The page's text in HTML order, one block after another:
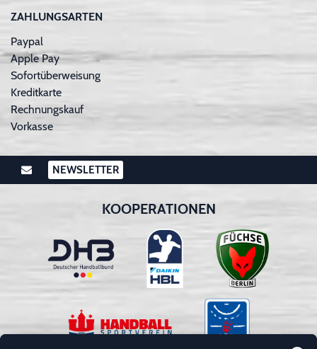
ZAHLUNGSARTEN
Paypal
Apple Pay
Sofortüberweisung
Kreditkarte
Rechnungskauf
Vorkasse
NEWSLETTER
KOOPERATIONEN